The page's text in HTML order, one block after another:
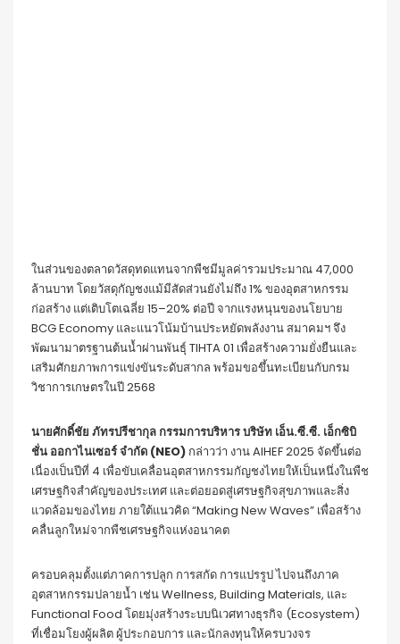
ในส่วนของตลาดวัสดุทดแทนจากพืชมีมูลค่ารวมประมาณ 47,000
ล้านบาท โดยวัสดุกัญชงแม้มีสัดส่วนยังไม่ถึง 1% ของอุตสาหกรรม
ก่อสร้าง แต่เติบโตเฉลี่ย 15–20% ต่อปี จากแรงหนุนของนโยบาย
BCG Economy และแนวโน้มบ้านประหยัดพลังงาน สมาคมฯ จึง
พัฒนามาตรฐานต้นน้ำผ่านพันธุ์ TIHTA 01 เพื่อสร้างความยั่งยืนและ
เสริมศักยภาพการแข่งขันระดับสากล พร้อมขอขึ้นทะเบียนกับกรม
วิชาการเกษตรในปี 2568
นายศักดิ์ชัย ภัทรปรีชากุล กรรมการบริหาร บริษัท เอ็น.ซี.ซี. เอ็กซิบิ
ชั่น ออกาไนเซอร์ จำกัด (NEO) กล่าวว่า งาน AIHEF 2025 จัดขึ้นต่อ
เนื่องเป็นปีที่ 4 เพื่อขับเคลื่อนอุตสาหกรรมกัญชงไทยให้เป็นหนึ่งในพืช
เศรษฐกิจสำคัญของประเทศ และต่อยอดสู่เศรษฐกิจสุขภาพและสิ่ง
แวดล้อมของไทย ภายใต้แนวคิด “Making New Waves” เพื่อสร้าง
คลื่นลูกใหม่จากพืชเศรษฐกิจแห่งอนาคต
ครอบคลุมตั้งแต่ภาคการปลูก การสกัด การแปรรูป ไปจนถึงภาค
อุตสาหกรรมปลายน้ำ เช่น Wellness, Building Materials, และ
Functional Food โดยมุ่งสร้างระบบนิเวศทางธุรกิจ (Ecosystem)
ที่เชื่อมโยงผู้ผลิต ผู้ประกอบการ และนักลงทุนให้ครบวงจร